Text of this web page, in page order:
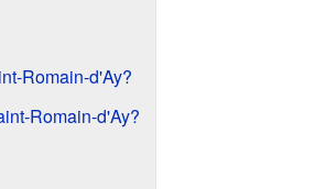
Romain-d'Ay?
Romain-d'Ay?